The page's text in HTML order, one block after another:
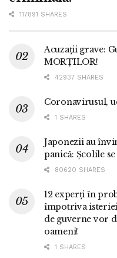
117891 SHARES
Acuzații grave:
MORȚILOR!
42937 SHARES
Coronavirusul,
1 SHARES
Japonezii au
panică: Școlile
80620 SHARES
12 experți în
împotriva
de guverne vor
oameni!
1 SHARES